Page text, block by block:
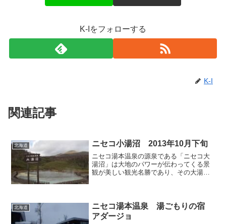
K-Iをフォローする
K-I
関連記事
北海道 ニセコ小湯沼 2013年10月下旬
ニセコ湯本温泉の源泉である「ニセコ大
湯沼」は大地のパワーが伝わってくる景
観が美しい観光名勝であり、その大湯沼
降り注がれますから、この...
北海道
ニセコ湯本温泉 湯ごもりの宿
アダージョ